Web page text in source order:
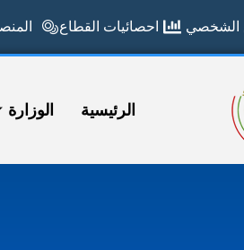
احصائيات القطاع
الرئيسية الوزارة